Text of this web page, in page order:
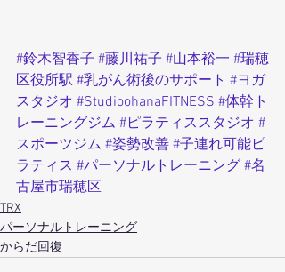
#鈴木智香子 #藤川祐子 #山本裕一 #瑞穂
区役所駅 #乳がん術後のサポート #ヨガ
スタジオ #StudioohanaFITNESS #体幹ト
レーニングジム #ピラティススタジオ #
スポーツジム #姿勢改善 #子連れ可能ピ
ラティス #パーソナルトレーニング #名
古屋市瑞穂区
TRX
パーソナルトレーニング
からだ回復